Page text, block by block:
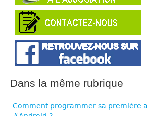
Dans la même rubrique
Comment programmer sa première